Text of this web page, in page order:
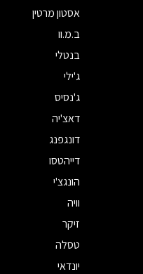
אסטון מרטין
ב.מ.וו
בנטלי
ג'ילי
ג'נסיס
דאצ'יה
דונגפנג
דייהטסו
הונגצ'י
וויה
זיקר
טסלה
יונדאי